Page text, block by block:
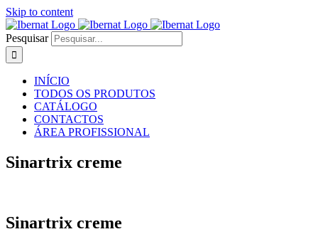
Skip to content
Pesquisar
INÍCIO
TODOS OS PRODUTOS
CATÁLOGO
CONTACTOS
ÁREA PROFISSIONAL
Sinartrix creme
Sinartrix creme